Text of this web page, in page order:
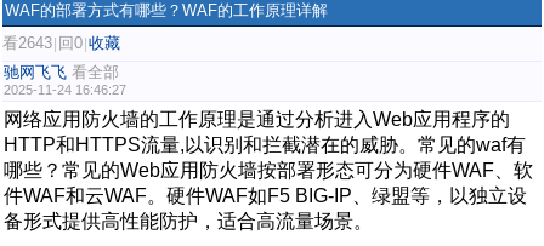
WAF的部署方式有哪些？WAF的工作原理详解
看2643 回0 收藏
驰网飞飞 看全部
2025-11-24 16:46:27
网络应用防火墙的工作原理是通过分析进入Web应用程序的
HTTP和HTTPS流量,以识别和拦截潜在的威胁。常见的waf有
哪些？常见的Web应用防火墙按部署形态可分为硬件WAF、软
件WAF和云WAF。硬件WAF如F5 BIG-IP、绿盟等，以独立设
备形式提供高性能防护，适合高流量场景。